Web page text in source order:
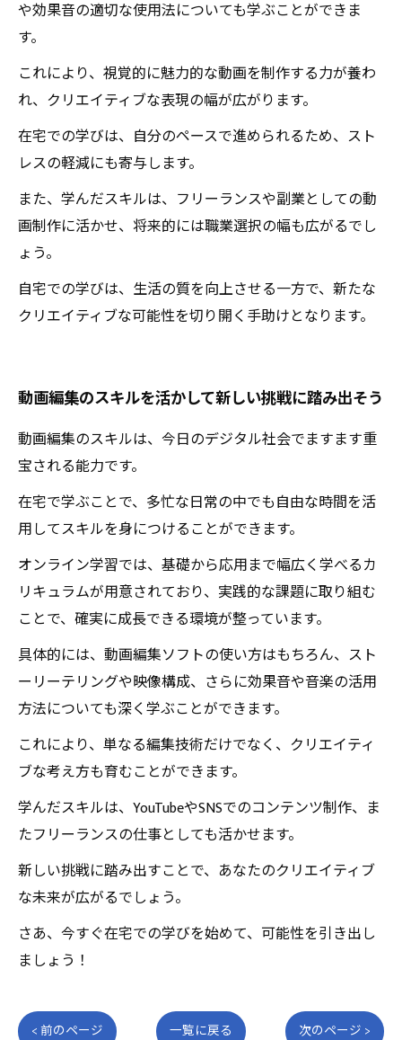
や効果音の適切な使用法についても学ぶことができま
す。
これにより、視覚的に魅力的な動画を制作する力が養わ
れ、クリエイティブな表現の幅が広がります。
在宅での学びは、自分のペースで進められるため、スト
レスの軽減にも寄与します。
また、学んだスキルは、フリーランスや副業としての動
画制作に活かせ、将来的には職業選択の幅も広がるでし
ょう。
自宅での学びは、生活の質を向上させる一方で、新たな
クリエイティブな可能性を切り開く手助けとなります。
動画編集のスキルを活かして新しい挑戦に踏み出そう
動画編集のスキルは、今日のデジタル社会でますます重
宝される能力です。
在宅で学ぶことで、多忙な日常の中でも自由な時間を活
用してスキルを身につけることができます。
オンライン学習では、基礎から応用まで幅広く学べるカ
リキュラムが用意されており、実践的な課題に取り組む
ことで、確実に成長できる環境が整っています。
具体的には、動画編集ソフトの使い方はもちろん、スト
ーリーテリングや映像構成、さらに効果音や音楽の活用
方法についても深く学ぶことができます。
これにより、単なる編集技術だけでなく、クリエイティ
ブな考え方も育むことができます。
学んだスキルは、YouTubeやSNSでのコンテンツ制作、ま
たフリーランスの仕事としても活かせます。
新しい挑戦に踏み出すことで、あなたのクリエイティブ
な未来が広がるでしょう。
さあ、今すぐ在宅での学びを始めて、可能性を引き出し
ましょう！
< 前のページ 一覧に戻る 次のページ >